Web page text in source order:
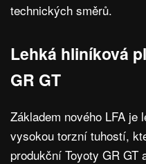
technických směrů.
Lehká hliníková
GR GT
Základem nového LFA je
vysokou torzní tuhostí,
produkční Toyoty GR GT